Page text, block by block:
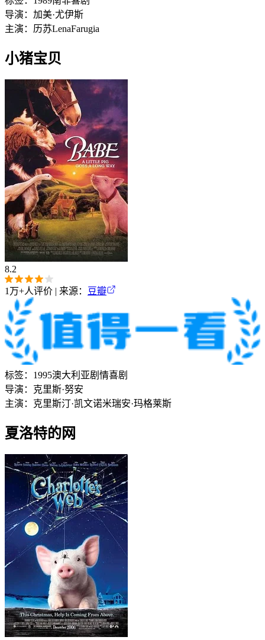
导演： 加美·尤伊斯
主演： 历苏LenaFarugia
小猪宝贝
8.2
1万+人评价 | 来源： 豆瓣
标签： 1995澳大利亚剧情喜剧
导演： 克里斯·努安
主演： 克里斯汀·凯文诺米瑞安·玛格莱斯
夏洛特的网